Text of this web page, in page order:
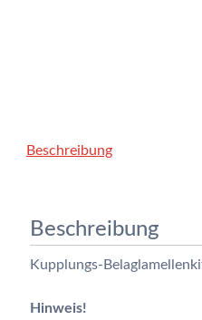
Beschreibung
Beschreibung
Kupplungs-
Hinweis!